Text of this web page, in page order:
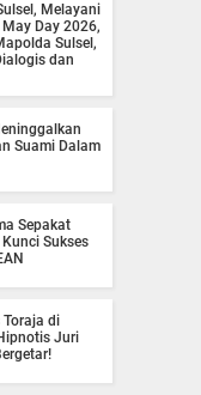
Melayani
May Day 2026,
Sulsel,
dan
Suami Dalam
Sepakat
Sukses
Toraja di
Juri